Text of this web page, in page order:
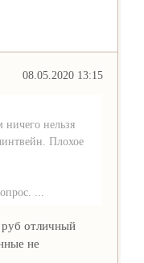
08.05.2020 13:15
нельзя
Плохое
...
руб отличный
не